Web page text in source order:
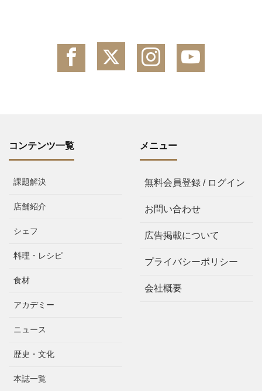
コンテンツ一覧
課題解決
店舗紹介
シェフ
料理・レシピ
食材
アカデミー
ニュース
歴史・文化
本誌一覧
メニュー
無料会員登録 / ログイン
お問い合わせ
広告掲載について
プライバシーポリシー
会社概要